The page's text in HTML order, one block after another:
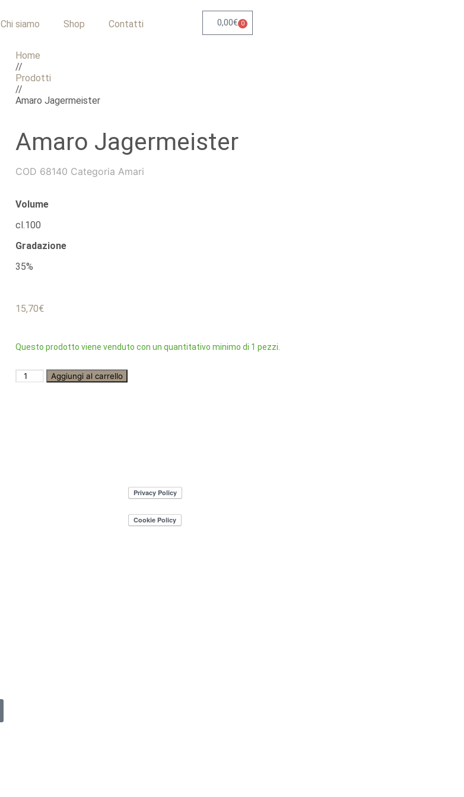
Chi siamo Shop Contatti 0,00€ 0
Home
//
Prodotti
//
Amaro Jagermeister
Amaro Jagermeister
COD 68140 Categoria Amari
Volume
cl.100
Gradazione
35%
15,70€
Questo prodotto viene venduto con un quantitativo minimo di 1 pezzi.
Aggiungi al carrello